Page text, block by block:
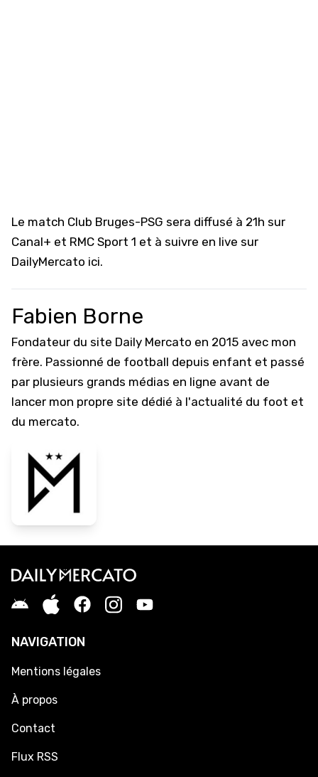
Le match Club Bruges-PSG sera diffusé à 21h sur
Canal+ et RMC Sport 1 et à suivre en live sur
DailyMercato ici.
Fabien Borne
Fondateur du site Daily Mercato en 2015 avec mon
frère. Passionné de football depuis enfant et passé
par plusieurs grands médias en ligne avant de
lancer mon propre site dédié à l'actualité du foot et
du mercato.
NAVIGATION
Mentions légales
À propos
Contact
Flux RSS